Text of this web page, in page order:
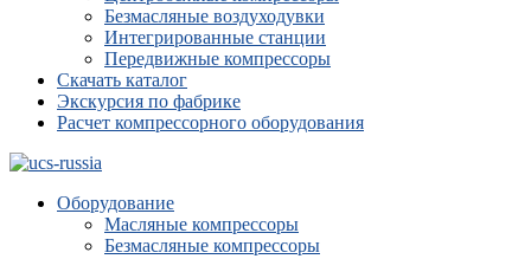
Безмасляные воздуходувки
Интегрированные станции
Передвижные компрессоры
Скачать каталог
Экскурсия по фабрике
Расчет компрессорного оборудования
Оборудование
Масляные компрессоры
Безмасляные компрессоры